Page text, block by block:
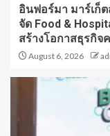
อินฟอร์มา มาร์เก็
จัด Food &
สร้างโอกาสธุรกิจ
August 6, 2026